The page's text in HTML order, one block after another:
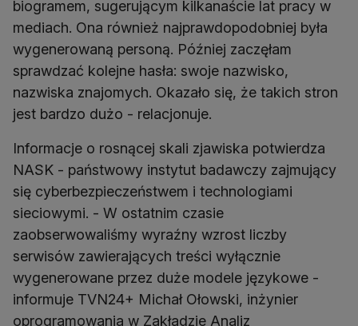
biogramem, sugerującym kilkanaście lat pracy w
mediach. Ona również najprawdopodobniej była
wygenerowaną personą. Później zaczęłam
sprawdzać kolejne hasła: swoje nazwisko,
nazwiska znajomych. Okazało się, że takich stron
jest bardzo dużo - relacjonuje.
Informacje o rosnącej skali zjawiska potwierdza
NASK - państwowy instytut badawczy zajmujący
się cyberbezpieczeństwem i technologiami
sieciowymi. - W ostatnim czasie
zaobserwowaliśmy wyraźny wzrost liczby
serwisów zawierających treści wyłącznie
wygenerowane przez duże modele językowe -
informuje TVN24+ Michał Ołowski, inżynier
oprogramowania w Zakładzie Analiz